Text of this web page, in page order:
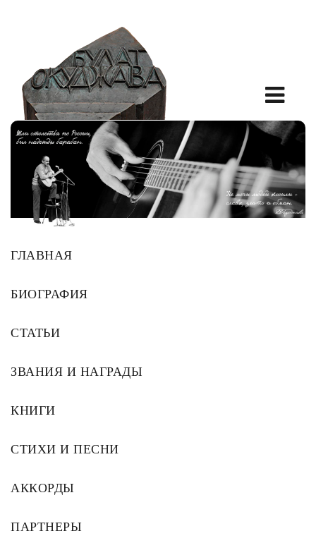
ГЛАВНАЯ
БИОГРАФИЯ
СТАТЬИ
ЗВАНИЯ И НАГРАДЫ
КНИГИ
СТИХИ И ПЕСНИ
АККОРДЫ
ПАРТНЕРЫ